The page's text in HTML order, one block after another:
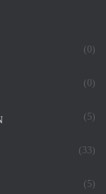
(0)
(0)
(5)
(33)
(5)